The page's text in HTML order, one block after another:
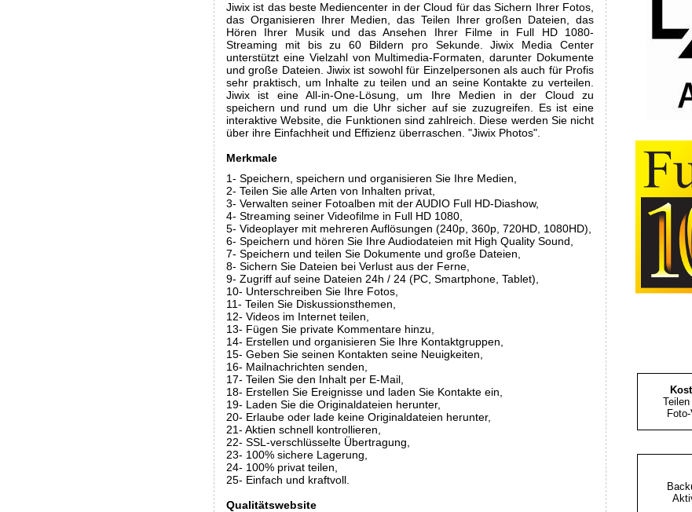
Jiwix ist das beste Mediencenter in der Cloud für das Sichern Ihrer Fotos,
das Organisieren Ihrer Medien, das Teilen Ihrer großen Dateien, das
Hören Ihrer Musik und das Ansehen Ihrer Filme in Full HD 1080-
Streaming mit bis zu 60 Bildern pro Sekunde. Jiwix Media Center
unterstützt eine Vielzahl von Multimedia-Formaten, darunter Dokumente
und große Dateien. Jiwix ist sowohl für Einzelpersonen als auch für Profis
sehr praktisch, um Inhalte zu teilen und an seine Kontakte zu verteilen.
Jiwix ist eine All-in-One-Lösung, um Ihre Medien in der Cloud zu
speichern und rund um die Uhr sicher auf sie zuzugreifen. Es ist eine
interaktive Website, die Funktionen sind zahlreich. Diese werden Sie nicht
über ihre Einfachheit und Effizienz überraschen. "Jiwix Photos".
Merkmale
1- Speichern, speichern und organisieren Sie Ihre Medien,
2- Teilen Sie alle Arten von Inhalten privat,
3- Verwalten seiner Fotoalben mit der AUDIO Full HD-Diashow,
4- Streaming seiner Videofilme in Full HD 1080,
5- Videoplayer mit mehreren Auflösungen (240p, 360p, 720HD, 1080HD),
6- Speichern und hören Sie Ihre Audiodateien mit High Quality Sound,
7- Speichern und teilen Sie Dokumente und große Dateien,
8- Sichern Sie Dateien bei Verlust aus der Ferne,
9- Zugriff auf seine Dateien 24h / 24 (PC, Smartphone, Tablet),
10- Unterschreiben Sie Ihre Fotos,
11- Teilen Sie Diskussionsthemen,
12- Videos im Internet teilen,
13- Fügen Sie private Kommentare hinzu,
14- Erstellen und organisieren Sie Ihre Kontaktgruppen,
15- Geben Sie seinen Kontakten seine Neuigkeiten,
16- Mailnachrichten senden,
17- Teilen Sie den Inhalt per E-Mail,
18- Erstellen Sie Ereignisse und laden Sie Kontakte ein,
19- Laden Sie die Originaldateien herunter,
20- Erlaube oder lade keine Originaldateien herunter,
21- Aktien schnell kontrollieren,
22- SSL-verschlüsselte Übertragung,
23- 100% sichere Lagerung,
24- 100% privat teilen,
25- Einfach und kraftvoll.
Qualitätswebsite